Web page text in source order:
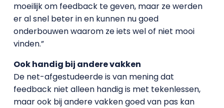
moeilijk om feedback te geven, maar ze werden
er al snel beter in en kunnen nu goed
onderbouwen waarom ze iets wel of niet mooi
vinden.”
Ook handig bij andere vakken
De net-afgestudeerde is van mening dat
feedback niet alleen handig is met tekenlessen,
maar ook bij andere vakken goed van pas kan